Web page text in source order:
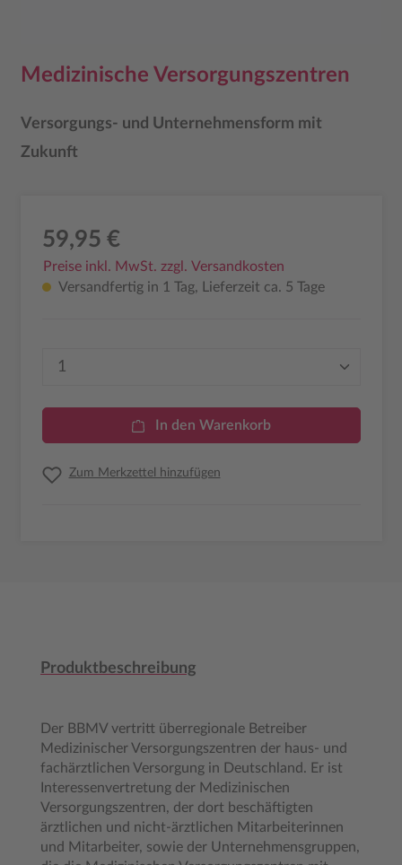
Medizinische Versorgungszentren
Versorgungs- und Unternehmensform mit
Zukunft
59,95 €
Preise inkl. MwSt. zzgl. Versandkosten
Versandfertig in 1 Tag, Lieferzeit ca. 5 Tage
Produkt Anzahl: Gib den gewünschten
In den Warenkorb
Zum Merkzettel hinzufügen
Produktbeschreibung
Der BBMV vertritt überregionale Betreiber
Medizinischer Versorgungszentren der haus- und
fachärztlichen Versorgung in Deutschland. Er ist
Interessenvertretung der Medizinischen
Versorgungszentren, der dort beschäftigten
ärztlichen und nicht-ärztlichen Mitarbeiterinnen
und Mitarbeiter, sowie der Unternehmensgruppen,